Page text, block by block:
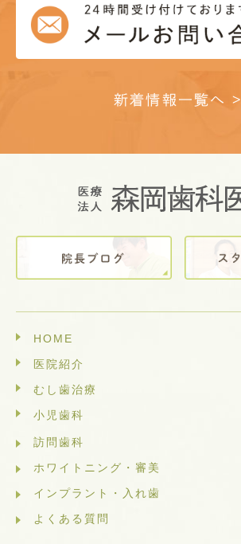
新着情報一覧へ >
HOME
医院紹介
むし歯治療
小児歯科
訪問歯科
ホワイトニング・審美
インプラント・入れ歯
よくある質問